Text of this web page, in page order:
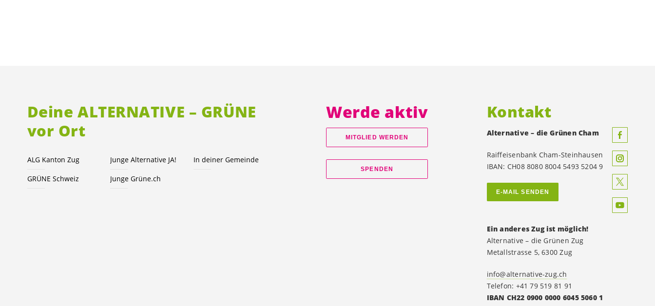
Deine ALTERNATIVE – GRÜNE
vor Ort
ALG Kanton Zug Junge Alternative JA! In deiner Gemeinde
GRÜNE Schweiz Junge Grüne.ch
Werde aktiv
MITGLIED WERDEN
SPENDEN
Kontakt
Alternative – die Grünen Cham
Raiffeisenbank Cham-Steinhausen
IBAN: CH08 8080 8004 5493 5204 9
E-MAIL SENDEN
Ein anderes Zug ist möglich!
Alternative – die Grünen Zug
Metallstrasse 5, 6300 Zug
info@alternative-zug.ch
Telefon: +41 79 519 81 91
IBAN CH22 0900 0000 6045 5060 1